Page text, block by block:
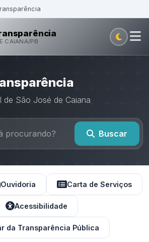
CAIANA/PB
de São José de Caiana
Buscar
Ouvidoria Carta de Serviços
Acessibilidade
da Transparência Pública